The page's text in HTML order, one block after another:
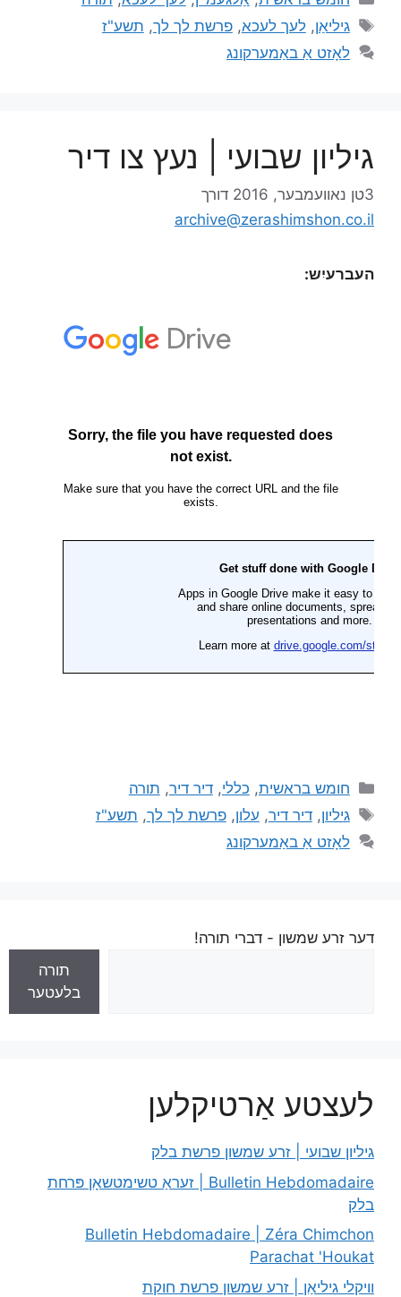
גיליאַן,לעך לעכא,פרשת לך לך, תשע"ז
לאָזט אַ באַמערקונג
גיליון שבועי | נעץ צו דיר
3טן נאוועמבער, 2016
דורך
archive@zerashimshon.co.il
העברעיִש:
חומש בראשית, כללי,דיר דיר, תורה
גיליון,דיר דיר, עלון,פרשת לך לך, תשע"ז
לאָזט אַ באַמערקונג
דער זרע שמשון - דברי תורה!
תורה
בלעטער
לעצטע אַרטיקלען
גיליון שבועי | זרע שמשון פרשת בלק
Bulletin Hebdomadaire | זעראַ טשימטשאָן פּרחת
בלק
Bulletin Hebdomadaire | Zéra Chimchon
Parachat 'Houkat
וויקלי גיליאַן | זרע שמשון פרשת חוקת